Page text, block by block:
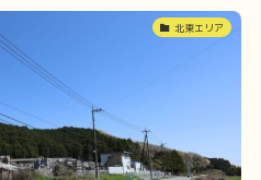
北東エリア